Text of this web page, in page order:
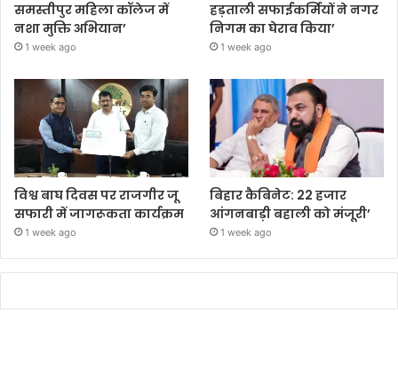
समस्तीपुर महिला कॉलेज में
नशा मुक्ति अभियान’
1 week ago
हड़ताली सफाईकर्मियों ने नगर
निगम का घेराव किया’
1 week ago
विश्व बाघ दिवस पर राजगीर जू
सफारी में जागरूकता कार्यक्रम
1 week ago
बिहार कैबिनेट: 22 हजार
आंगनबाड़ी बहाली को मंजूरी’
1 week ago